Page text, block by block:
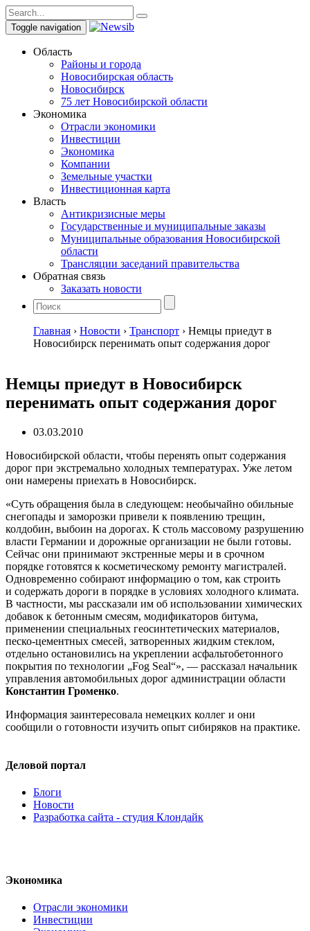
Toggle navigation
Область
Районы и города
Новосибирская область
Новосибирск
75 лет Новосибирской области
Экономика
Отрасли экономики
Инвестиции
Экономика
Компании
Земельные участки
Инвестиционная карта
Власть
Антикризисные меры
Государственные и муниципальные заказы
Муниципальные образования Новосибирской
области
Трансляции заседаний правительства
Обратная связь
Заказать новости
Главная › Новости › Транспорт › Немцы приедут в
Новосибирск перенимать опыт содержания дорог
Немцы приедут в Новосибирск
перенимать опыт содержания дорог
03.03.2010
Новосибирской области, чтобы перенять опыт содержания
дорог при экстремально холодных температурах. Уже летом
они намерены приехать в Новосибирск.
«Суть обращения была в следующем: необычайно обильные
снегопады и заморозки привели к появлению трещин,
колдобин, выбоин на дорогах. К столь массовому разрушению
власти Германии и дорожные организации не были готовы.
Сейчас они принимают экстренные меры и в срочном
порядке готовятся к косметическому ремонту магистралей.
Одновременно собирают информацию о том, как строить
и содержать дороги в порядке в условиях холодного климата.
В частности, мы рассказали им об использовании химических
добавок к бетонным смесям, модификаторов битума,
применении специальных геосинтетических материалов,
песко-цементных смесей, затворенных жидким стеклом,
отдельно остановились на укреплении асфальтобетонного
покрытия по технологии „Fog Seal“», — рассказал начальник
управления автомобильных дорог администрации области
Константин Громенко.
Информация заинтересовала немецких коллег и они
сообщили о готовности изучить опыт сибиряков на практике.
Деловой портал
Блоги
Новости
Разработка сайта - студия Клондайк
Экономика
Отрасли экономики
Инвестиции